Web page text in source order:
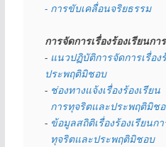
- การขับเคลื่อนจริยธรรม
การจัดการเรื่องร้องเรียนก
- แนวปฏิบัติการจัดการเรื่อง
ประพฤติมิชอบ
- ช่องทางแจ้งเรื่องร้องเรียน
การทุจริตและประพฤติมิช
- ข้อมูลสถิติเรื่องร้องเรียนกา
  ทุจริตและประพฤติมิชอบ